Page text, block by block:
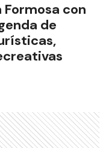
con
de